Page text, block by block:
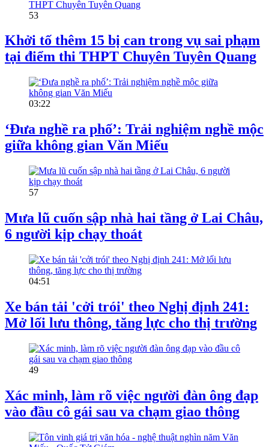
53
Khởi tố thêm 15 bị can trong vụ sai phạm
tại điểm thi THPT Chuyên Tuyên Quang
03:22
‘Đưa nghề ra phố’: Trải nghiệm nghề mộc
giữa không gian Văn Miếu
57
Mưa lũ cuốn sập nhà hai tầng ở Lai Châu,
6 người kịp chạy thoát
04:51
Xe bán tải 'cởi trói' theo Nghị định 241:
Mở lối lưu thông, tăng lực cho thị trường
49
Xác minh, làm rõ việc người đàn ông đạp
vào đầu cô gái sau va chạm giao thông